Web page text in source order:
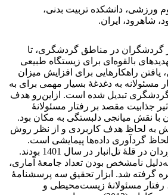
ورزشی، دانشکده تربیت بدنی،
شاهرود، ایران.
گردشگران در مناطق گردشگری، تا
بالقوه‌ای برای زیستگاه طبیعی
یافتن راهکارهایی برای افزایش میزان
مسئولانه به دغدغۀ بسیار مهمی برای به
گردشگری تبدیل شده است. ازاین‌رو هدف
جذابیت مقصد بر رفتار مسئولانۀ
نقش میانجی دلبستگی به مکان بود.
به لحاظ هدف کاربردی و از نظر روش
گردآوری داده‌ها پیمایشی است.
جامعۀ آماری همۀ کوهنوردان در قلۀ تل‌انبار در سال 1401 بودند.
نامشخص بودن تعداد جامعۀ آماری،
کلاین (2014) بهره گرفته شد. ابزار تحقیق سه پرسشنامۀ
رفتار مسئولانۀ زیست‌محیطی و